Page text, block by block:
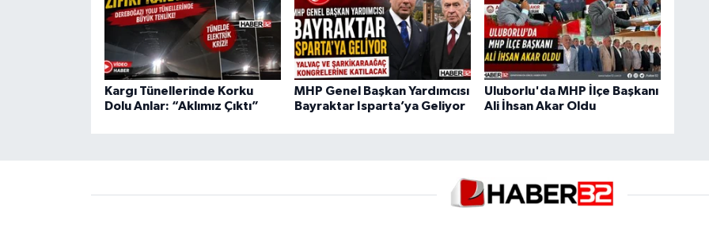
Kargı Tünellerinde Korku
Dolu Anlar: “Aklımız Çıktı”
MHP Genel Başkan Yardımcısı
Bayraktar Isparta’ya Geliyor
Uluborlu'da MHP İlçe Başkanı
Ali İhsan Akar Oldu